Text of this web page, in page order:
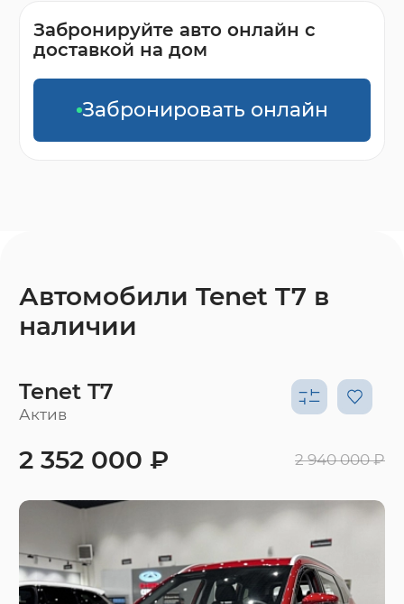
Забронируйте авто онлайн с
доставкой на дом
Забронировать онлайн
Автомобили Tenet T7 в
наличии
Tenet T7
Актив
2 352 000 ₽ 2 940 000 ₽